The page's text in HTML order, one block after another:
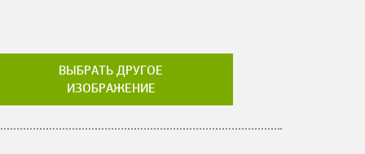
ВЫБРАТЬ ДРУГОЕ
ИЗОБРАЖЕНИЕ